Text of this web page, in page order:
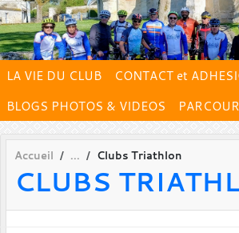
LA VIE DU CLUB
CONTACT et
BLOGS PHOTOS & VIDEOS
Accueil Clubs Triathlon
CLUBS